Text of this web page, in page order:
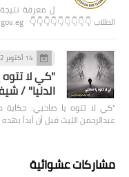
الطلاب 👇👇👇👇👇👇👇👇👇 https://g12.emis.gov.eg/ وال…
14 أكتوبر 2022
"كي لا
الدنيا" /
"كي لا تتوه يا صاحبي: حكاية
عبدالرحمن الليث قبل أن أبدأ
مشاركات عشوائية